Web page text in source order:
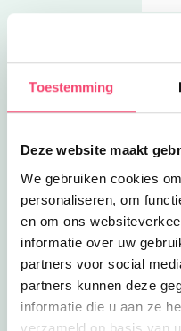
Toestemming
Deze website maakt
We gebruiken cookies
personaliseren, om
en om ons
informatie over uw
partners voor social
partners kunnen deze
informatie die u aan ze
verzameld op basis van
zelf
Een
helpt!
Bij
The
Vier